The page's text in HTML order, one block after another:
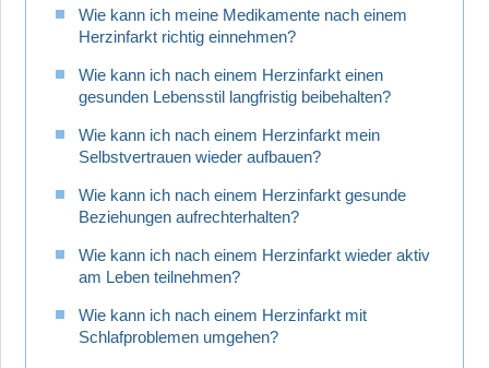
Wie kann ich meine Medikamente nach einem
Herzinfarkt richtig einnehmen?
Wie kann ich nach einem Herzinfarkt einen
gesunden Lebensstil langfristig beibehalten?
Wie kann ich nach einem Herzinfarkt mein
Selbstvertrauen wieder aufbauen?
Wie kann ich nach einem Herzinfarkt gesunde
Beziehungen aufrechterhalten?
Wie kann ich nach einem Herzinfarkt wieder aktiv
am Leben teilnehmen?
Wie kann ich nach einem Herzinfarkt mit
Schlafproblemen umgehen?